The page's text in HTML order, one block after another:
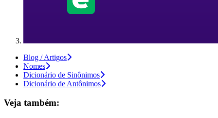
Blog / Artigos
Nomes
Dicionário de Sinônimos
Dicionário de Antônimos
Veja também: